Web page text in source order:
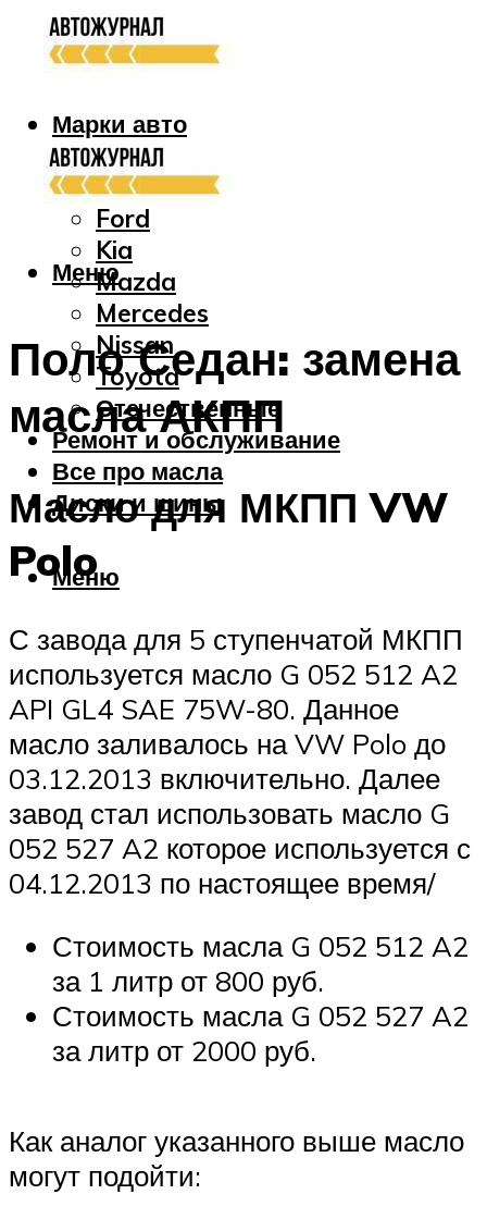
Марки авто
Audi
Bmw
Ford
Kia
Mazda
Mercedes
Nissan
Toyota
Отечественные
Ремонт и обслуживание
Все про масла
Диски и шины
Меню
Меню
Поло Седан: замена
масла АКПП
Масло для МКПП VW
Polo
С завода для 5 ступенчатой МКПП
используется масло G 052 512 A2
API GL4 SAE 75W-80. Данное
масло заливалось на VW Polo до
03.12.2013 включительно. Далее
завод стал использовать масло G
052 527 A2 которое используется с
04.12.2013 по настоящее время/
Стоимость масла G 052 512 A2
за 1 литр от 800 руб.
Стоимость масла G 052 527 A2
за литр от 2000 руб.
Как аналог указанного выше масло
могут подойти: